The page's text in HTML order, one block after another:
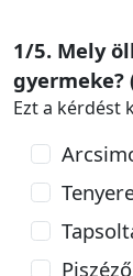
1/5. Mely
gyermeke?
Ezt a kérdést
Piszéző